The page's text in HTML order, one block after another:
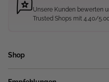
Unsere Kunden bewerten
Trusted Shops mit 4.40/
Shop